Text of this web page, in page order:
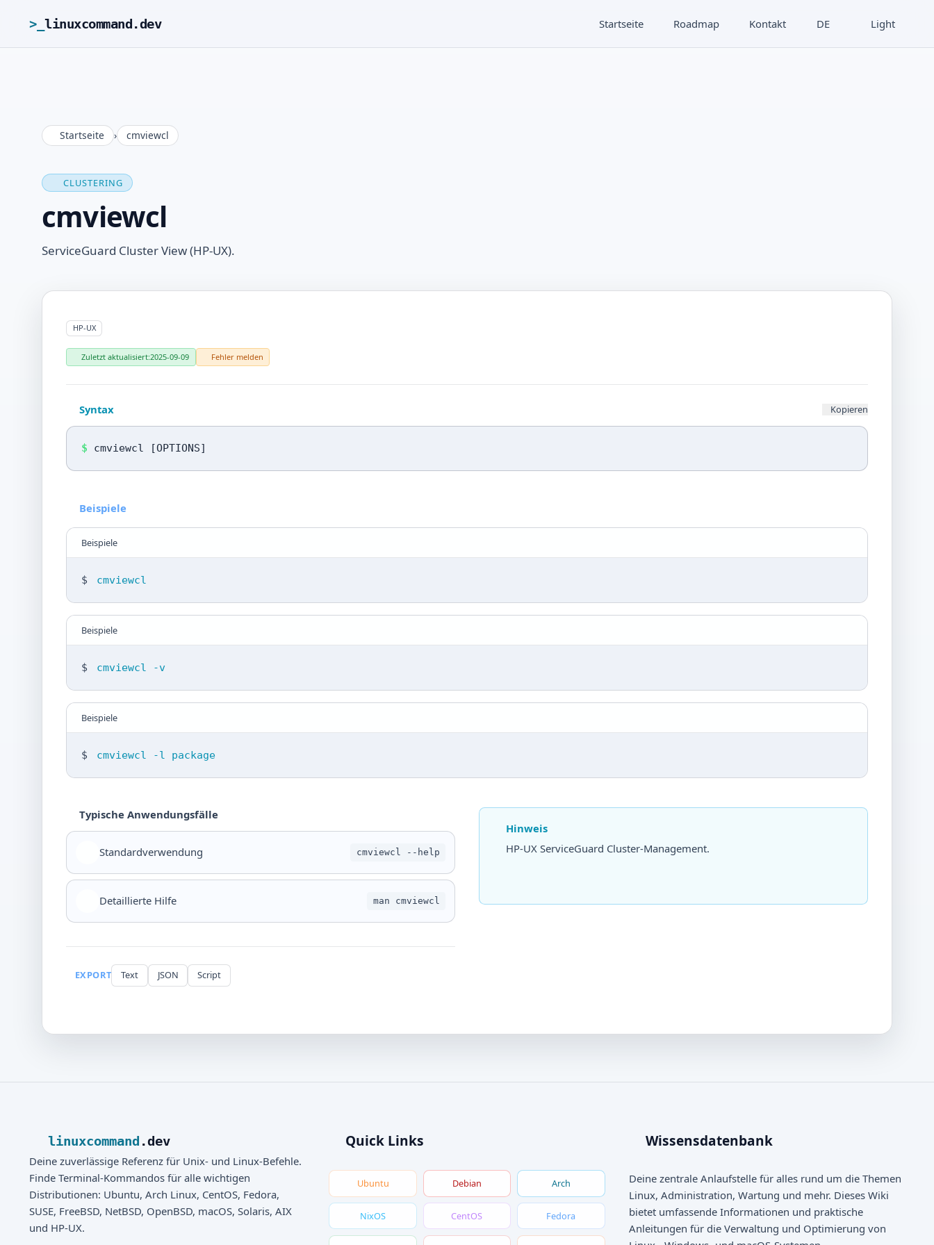
>_ linuxcommand.dev Startseite Roadmap Kontakt DE Light
Startseite › cmviewcl
CLUSTERING
cmviewcl
ServiceGuard Cluster View (HP-UX).
HP-UX
Zuletzt aktualisiert:2025-09-09 Fehler melden
Syntax Kopieren
$ cmviewcl [OPTIONS]
Beispiele
Beispiele
$ cmviewcl
Beispiele
$ cmviewcl -v
Beispiele
$ cmviewcl -l package
Typische Anwendungsfälle
Standardverwendung cmviewcl --help
Detaillierte Hilfe man cmviewcl
Hinweis
HP-UX ServiceGuard Cluster-Management.
EXPORT Text JSON Script
linuxcommand .dev
Deine zuverlässige Referenz für Unix- und Linux-Befehle.
Finde Terminal-Kommandos für alle wichtigen
Distributionen: Ubuntu, Arch Linux, CentOS, Fedora,
SUSE, FreeBSD, NetBSD, OpenBSD, macOS, Solaris, AIX
und HP-UX.
Quick Links
Ubuntu Debian Arch
NixOS CentOS Fedora
Wissensdatenbank
Deine zentrale Anlaufstelle für alles rund um die Themen
Linux, Administration, Wartung und mehr. Dieses Wiki
bietet umfassende Informationen und praktische
Anleitungen für die Verwaltung und Optimierung von